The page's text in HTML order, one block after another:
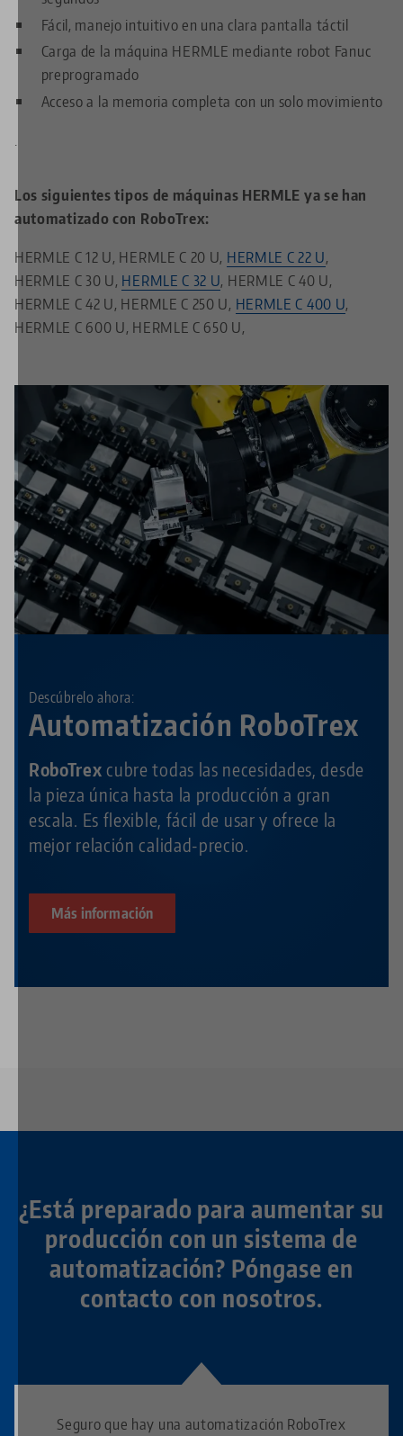
Fácil, manejo intuitivo en una clara pantalla táctil
Carga de la máquina HERMLE mediante robot Fanuc
preprogramado
Acceso a la memoria completa con un solo movimiento
Los siguientes tipos de máquinas HERMLE ya se han
automatizado con RoboTrex:
HERMLE C 12 U, HERMLE C 20 U, HERMLE C 22 U,
HERMLE C 30 U, HERMLE C 32 U, HERMLE C 40 U,
HERMLE C 42 U, HERMLE C 250 U, HERMLE C 400 U,
HERMLE C 600 U, HERMLE C 650 U,
Automatización RoboTrex
Descúbrelo ahora:
RoboTrex cubre todas las necesidades, desde
la pieza única hasta la producción a gran
escala. Es flexible, fácil de usar y ofrece la
mejor relación calidad-precio.
Más información
¿Está preparado para aumentar su
producción con un sistema de
automatización? Póngase en
contacto con nosotros.
Seguro que hay una automatización RoboTrex